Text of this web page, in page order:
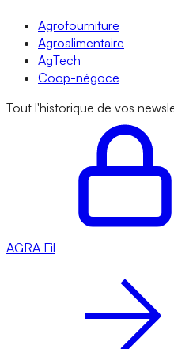
Agrofourniture
Agroalimentaire
AgTech
Coop-négoce
Tout l'historique de vos
AGRA Fil